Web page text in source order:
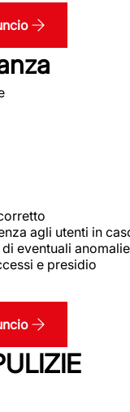
agli utenti in
eventuali anomalie
e presidio